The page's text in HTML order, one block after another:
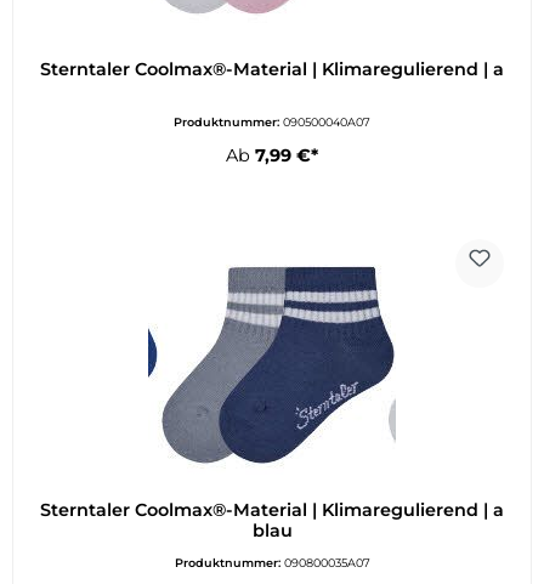
Sterntaler Coolmax®-Material | Klimaregulierend | a
Produktnummer: 090500040A07
Ab 7,99 €*
Sterntaler Coolmax®-Material | Klimaregulierend | a
blau
Produktnummer: 090800035A07